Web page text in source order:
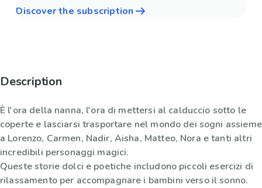
Discover the subscription
Description
È l'ora della nanna, l'ora di mettersi al calduccio sotto le
coperte e lasciarsi trasportare nel mondo dei sogni assieme
a Lorenzo, Carmen, Nadir, Aisha, Matteo, Nora e tanti altri
incredibili personaggi magici.
Queste storie dolci e poetiche includono piccoli esercizi di
rilassamento per accompagnare i bambini verso il sonno.